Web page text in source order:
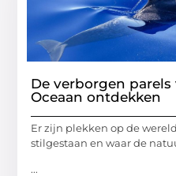
De verborgen
Oceaan ontdekken
Er zijn plekken op de
stilgestaan en waar de
...